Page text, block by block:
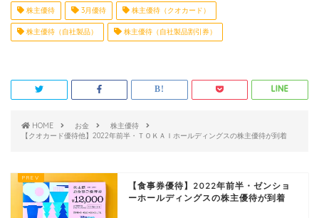
株主優待 3月優待 株主優待（クオカード）
株主優待（自社製品） 株主優待（自社製品割引券）
HOME お金
株主優待
【クオカード優待他】2022年前半・ＴＯＫＡＩホールディングスの株主優待が到着
【食事券優待】2022年前半・ゼンショ
ーホールディングスの株主優待が到着